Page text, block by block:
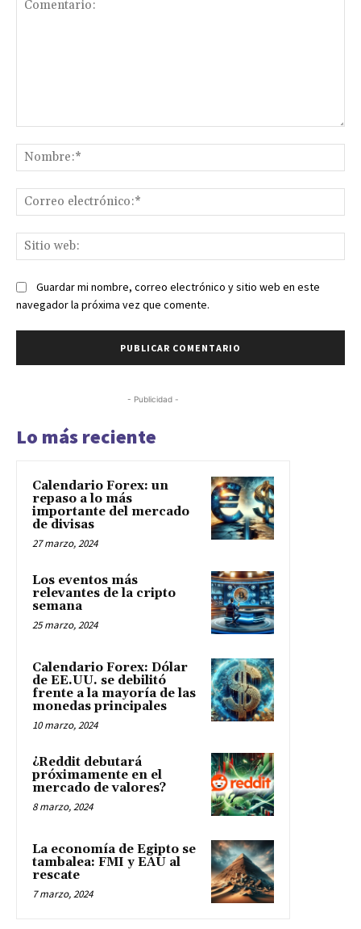
Guardar mi nombre, correo electrónico y sitio web en este
navegador la próxima vez que comente.
- Publicidad -
Lo más reciente
Calendario Forex: un
repaso a lo más
importante del mercado
de divisas
27 marzo, 2024
Los eventos más
relevantes de la cripto
semana
25 marzo, 2024
Calendario Forex: Dólar
de EE.UU. se debilitó
frente a la mayoría de las
monedas principales
10 marzo, 2024
¿Reddit debutará
próximamente en el
mercado de valores?
8 marzo, 2024
La economía de Egipto se
tambalea: FMI y EAU al
rescate
7 marzo, 2024